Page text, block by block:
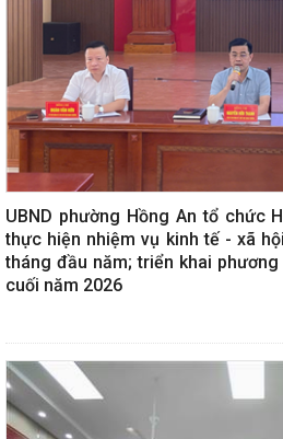
UBND phường Hồng An tổ chức
thực hiện nhiệm vụ kinh tế - xã
tháng đầu năm; triển khai
cuối năm 2026